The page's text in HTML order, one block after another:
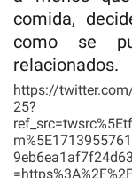
comida,
como se
relacionados.
https://
25?